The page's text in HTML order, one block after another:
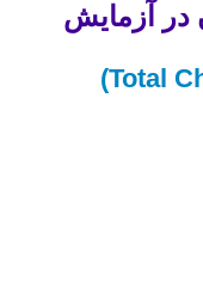
در آزمایش